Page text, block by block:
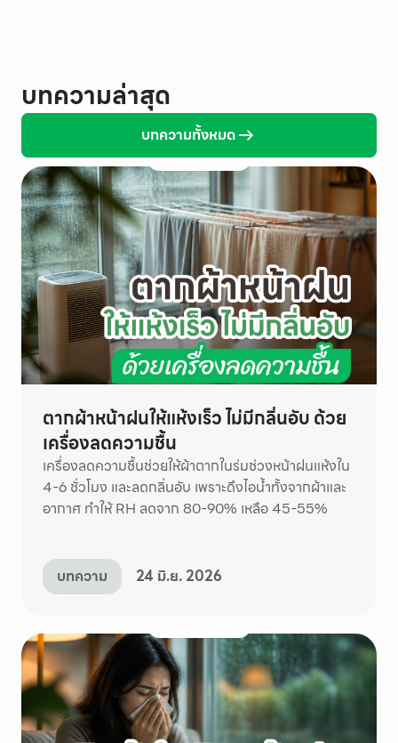
บทความล่าสุด
บทความทั้งหมด
ตากผ้าหน้าฝนให้แห้งเร็ว ไม่มีกลิ่นอับ ด้วย
เครื่องลดความชื้น
เครื่องลดความชื้นช่วยให้ผ้าตากในร่มช่วงหน้าฝนแห้งใน
4-6 ชั่วโมง และลดกลิ่นอับ เพราะดึงไอน้ำทั้งจากผ้าและ
อากาศ ทำให้ RH ลดจาก 80-90% เหลือ 45-55%
บทความ 24 มิ.ย. 2026